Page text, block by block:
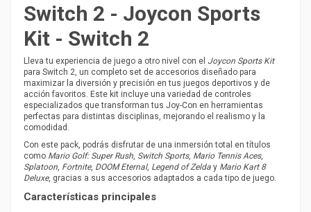
Switch 2 - Joycon Sports
Kit - Switch 2
Lleva tu experiencia de juego a otro nivel con el Joycon Sports Kit
para Switch 2, un completo set de accesorios diseñado para
maximizar la diversión y precisión en tus juegos deportivos y de
acción favoritos. Este kit incluye una variedad de controles
especializados que transforman tus Joy-Con en herramientas
perfectas para distintas disciplinas, mejorando el realismo y la
comodidad.
Con este pack, podrás disfrutar de una inmersión total en títulos
como Mario Golf: Super Rush, Switch Sports, Mario Tennis Aces,
Splatoon, Fortnite, DOOM Eternal, Legend of Zelda y Mario Kart 8
Deluxe, gracias a sus accesorios adaptados a cada tipo de juego.
Características principales